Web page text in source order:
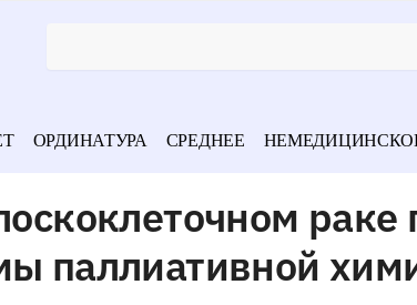
ОРДИНАТУРА СРЕДНЕЕ
паллиативной